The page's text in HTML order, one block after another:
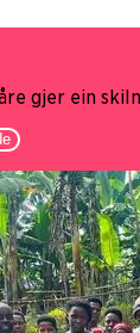
gjer ein